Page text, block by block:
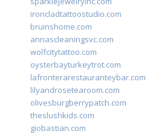
ironcladtattoostudio.com
bruinshome.com
annascleaningsvc.com
wolfcitytattoo.com
oysterbayturkeytrot.com
lafronterarestauranteybar.com
lilyandrosetearoom.com
olivesburgberrypatch.com
theslushkids.com
giobastian.com